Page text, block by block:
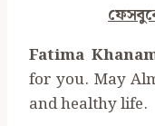
Fatima
for you. May
and healthy life.